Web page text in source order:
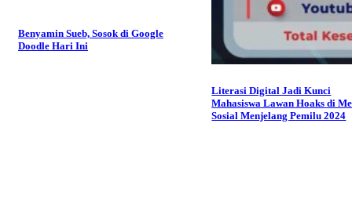
Benyamin Sueb, Sosok di Google
Doodle Hari Ini
Literasi Digital Jadi Kunci
Mahasiswa Lawan Hoaks di
Sosial Menjelang Pemilu 2024